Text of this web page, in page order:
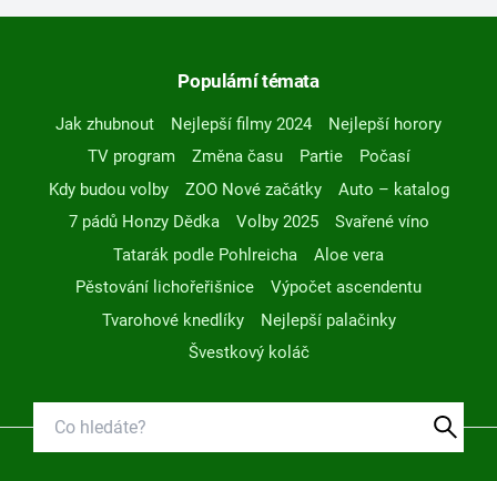
Populární témata
Jak zhubnout Nejlepší filmy 2024
Nejlepší horory
TV program
Změna času Partie
Počasí
Kdy budou volby
ZOO Nové začátky
Auto – katalog
7 pádů Honzy Dědka
Volby 2025
Svařené víno
Tatarák podle Pohlreicha
Aloe vera
Pěstování lichořeřišnice
Výpočet ascendentu
Tvarohové knedlíky
Nejlepší palačinky
Švestkový koláč